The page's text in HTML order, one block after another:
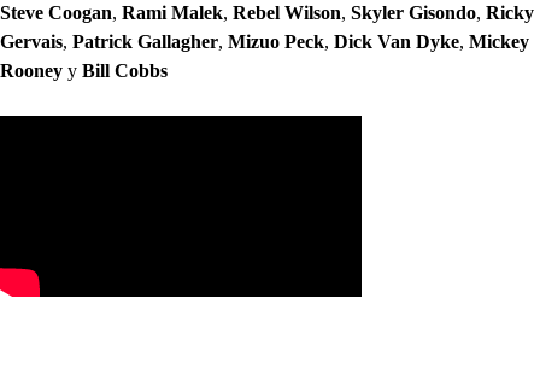
Steve Coogan, Rami Malek, Rebel Wilson, Skyler Gisondo, Ricky
Gervais, Patrick Gallagher, Mizuo Peck, Dick Van Dyke, Mickey
Rooney y Bill Cobbs